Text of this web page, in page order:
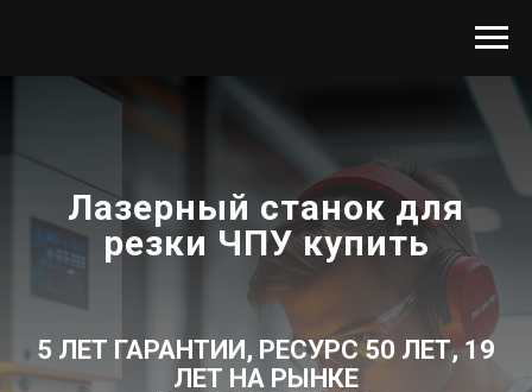
Лазерный станок для
резки ЧПУ купить
5 ЛЕТ ГАРАНТИИ, РЕСУРС 50 ЛЕТ, 19
ЛЕТ НА РЫНКЕ